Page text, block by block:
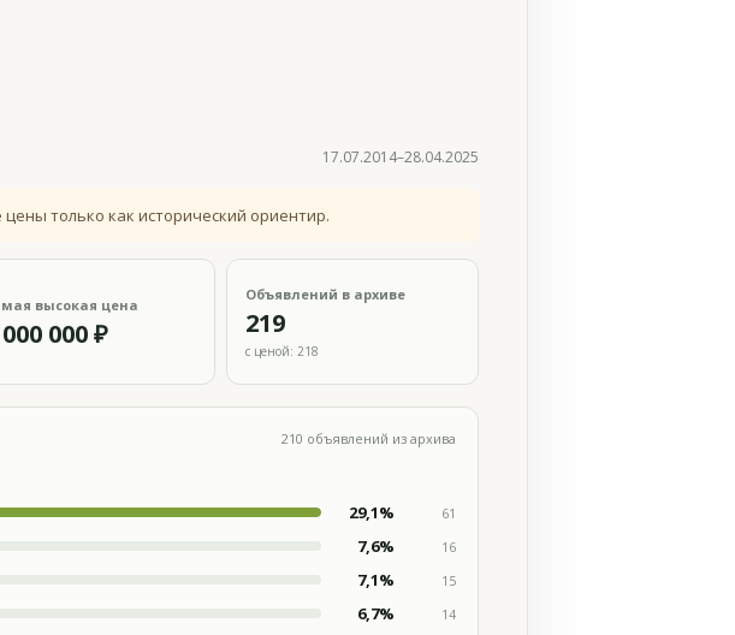
17.07.2014–28.04.2025
цены только как исторический ориентир.
высокая цена
000 ₽
Объявлений в архиве
219
с ценой: 218
210 объявлений из архива
29,1%
61
7,6%
16
7,1%
15
6,7%
14